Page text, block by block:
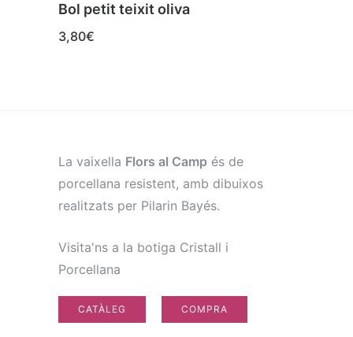
Bol petit teixit oliva
3,80€
La vaixella Flors al Camp és de
porcellana resistent, amb dibuixos
realitzats per Pilarin Bayés.
Visita'ns a la botiga Cristall i
Porcellana
CATÀLEG COMPRA